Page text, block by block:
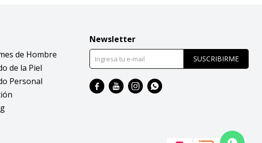
de Hombre
de la Piel
Personal
Newsletter
SUSCRIBIRME
   